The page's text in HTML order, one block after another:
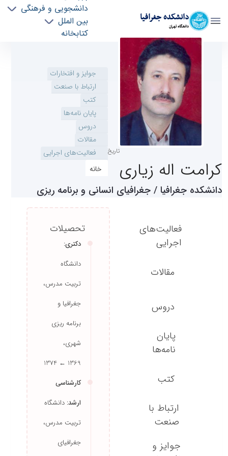
دانشکده جغرافیا
دانشگاه تهران
دانشجویی و فرهنگی
بین الملل
کتابخانه
درباره دانشکده
تماس با ما
پروفایل اساتید - geography- دانشکده جغرافیا
پایان نامه‌ها
استاد تاریخ به‌روزرسانی: 1405/05/14
کرامت اله زیاری
دانشکده جغرافیا / جغرافیای‌ انسانی‌ و برنامه ریزی
تحصیلات
دکتری:
دانشگاه
تربیت مدرس،
جغرافیا و
برنامه ریزی
شهری،
1369 ← 1374
کارشناسی
ارشد:دانشگاه
تربیت مدرس،
اجرایی
مقالات
دروس
پایان
نامه‌ها
کتب